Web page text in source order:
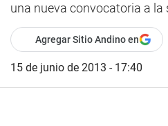
una nueva convocatoria a la
Agregar Sitio Andino en
15 de junio de 2013 - 17:40